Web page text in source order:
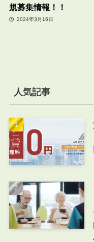
規募集情報！！
2024年3月16日
人気記事